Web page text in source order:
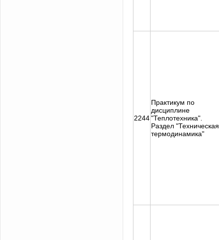
2244
Практикум по
дисциплине
"Теплотехника".
Раздел "Техническая
термодинамика"